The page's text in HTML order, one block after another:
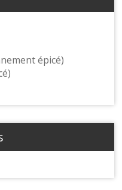
épicé)